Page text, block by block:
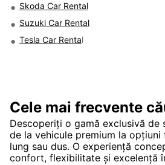
Skoda Car Rental
Suzuki Car Rental
Tesla Car Rental
Cele mai frecvente
Descoperiți o gamă exclusivă de
de la vehicule premium la
lung sau dus. O experiență
confort, flexibilitate și excelență